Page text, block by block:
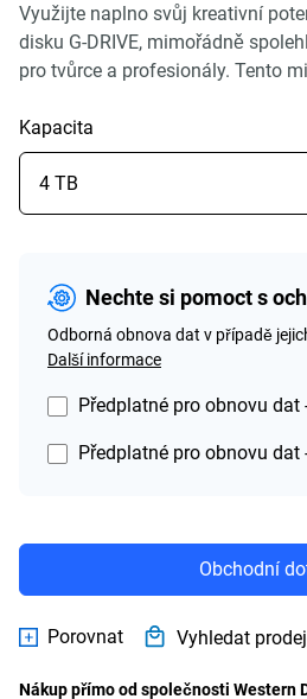
Využijte naplno svůj kreativní
disku G-DRIVE, mimořádně
pro tvůrce a profesionály. Tento
Kapacita
Nechte si pomoct s
Odborná obnova dat v případě
Další informace
Předplatné pro obnovu dat
Předplatné pro obnovu dat
Obchodní
Porovnat Vyhledat
Nákup přímo od společnosti Western